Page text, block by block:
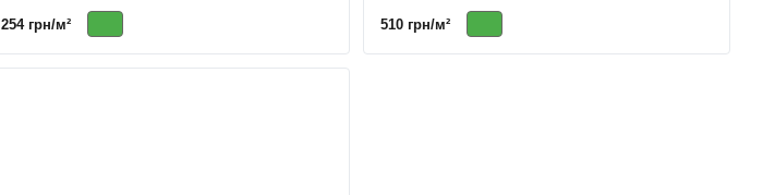
254 грн/м² 510 грн/м²